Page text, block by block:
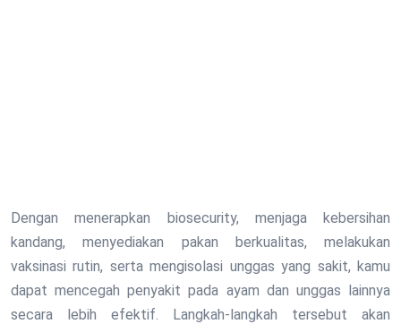
Dengan menerapkan biosecurity, menjaga kebersihan
kandang, menyediakan pakan berkualitas, melakukan
vaksinasi rutin, serta mengisolasi unggas yang sakit, kamu
dapat mencegah penyakit pada ayam dan unggas lainnya
secara lebih efektif. Langkah-langkah tersebut akan